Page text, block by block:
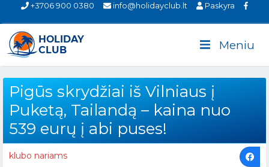
+3706 900 0380 info@holidayclub.lt Paskyra
Meniu
Pigūs skrydžiai iš Vilniaus į
Puketą, Tailandą – kaina nuo
539 eurų į abi puses!
klubo nariams